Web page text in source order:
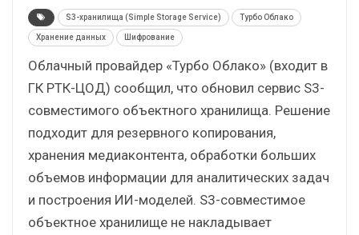
S3-хранилища (Simple Storage Service) Турбо Облако
Хранение данных Шифрование
Облачный провайдер «Турбо Облако» (входит в
ГК РТК-ЦОД) сообщил, что обновил сервис S3-
совместимого объектного хранилища. Решение
подходит для резервного копирования,
хранения медиаконтента, обработки больших
объемов информации для аналитических задач
и построения ИИ-моделей. S3-совместимое
объектное хранилище не накладывает